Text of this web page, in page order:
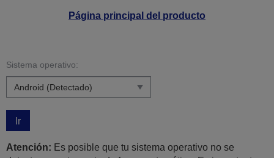
Página principal del producto
Sistema operativo:
Ir
Atención: Es posible que tu sistema operativo no se